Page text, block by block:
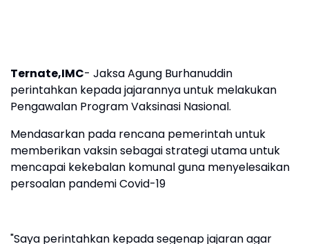
Ternate,IMC- Jaksa Agung Burhanuddin
perintahkan kepada jajarannya untuk melakukan
Pengawalan Program Vaksinasi Nasional.
Mendasarkan pada rencana pemerintah untuk
memberikan vaksin sebagai strategi utama untuk
mencapai kekebalan komunal guna menyelesaikan
persoalan pandemi Covid-19
"Saya perintahkan kepada segenap jajaran agar